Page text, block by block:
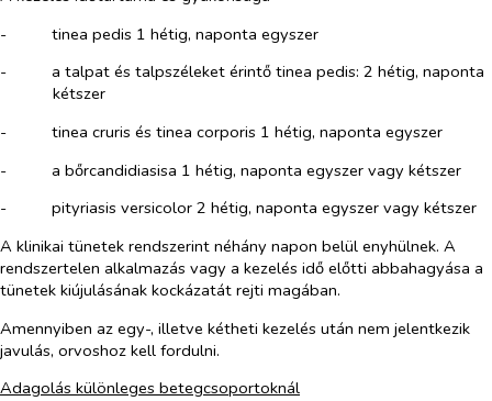
-​
tinea pedis 1 hétig, naponta egyszer
-​
a talpat és talpszéleket érintő tinea pedis: 2 hétig, naponta
kétszer
-​
tinea cruris és tinea corporis 1 hétig, naponta egyszer
-​
a bőrcandidiasisa 1 hétig, naponta egyszer vagy kétszer
-​
pityriasis versicolor 2 hétig, naponta egyszer vagy kétszer
A klinikai tünetek rendszerint néhány napon belül enyhülnek. A
rendszertelen alkalmazás vagy a kezelés idő előtti abbahagyása a
tünetek kiújulásának kockázatát rejti magában.
Amennyiben az egy-, illetve kétheti kezelés után nem jelentkezik
javulás, orvoshoz kell fordulni.
Adagolás különleges betegcsoportoknál